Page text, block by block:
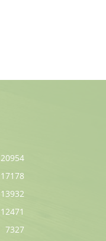
20954
17178
13932
12471
7327